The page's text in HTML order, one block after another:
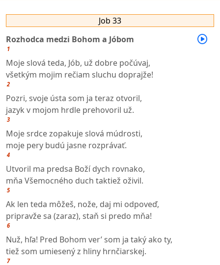
Job 33
Rozhodca medzi Bohom a Jóbom
1
Moje slová teda, Jób, už dobre počúvaj,
všetkým mojim rečiam sluchu doprajže!
2
Pozri, svoje ústa som ja teraz otvoril,
jazyk v mojom hrdle prehovoril už.
3
Moje srdce zopakuje slová múdrosti,
moje pery budú jasne rozprávať.
4
Utvoril ma predsa Boží dych rovnako,
mňa Všemocného duch taktiež oživil.
5
Ak len teda môžeš, nože, daj mi odpoveď,
pripravže sa (zaraz), staň si predo mňa!
6
Nuž, hľa! Pred Bohom ver’ som ja taký ako ty,
tiež som umiesený z hliny hrnčiarskej.
7